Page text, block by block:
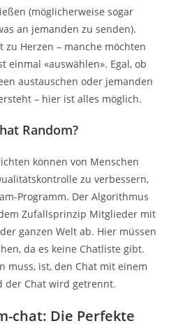
(möglicherweise sogar
an jemanden zu senden).
zu Herzen – manche möchten
einmal «auswählen». Egal, ob
austauschen oder jemanden
– hier ist alles möglich.
Random?
können von Menschen
zu verbessern,
Programm. Der Algorithmus
Zufallsprinzip Mitglieder mit
ganzen Welt ab. Hier müssen
da es keine Chatliste gibt.
muss, ist, den Chat mit einem
der Chat wird getrennt.
chat: Die Perfekte